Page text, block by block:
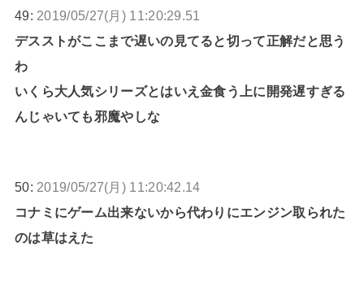
49: 2019/05/27(月) 11:20:29.51
デスストがここまで遅いの見てると切って正解だと思う
わ
いくら大人気シリーズとはいえ金食う上に開発遅すぎる
んじゃいても邪魔やしな
50: 2019/05/27(月) 11:20:42.14
コナミにゲーム出来ないから代わりにエンジン取られた
のは草はえた